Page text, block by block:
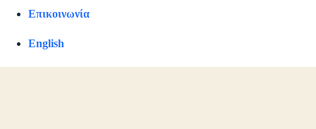
Επικοινωνία
English